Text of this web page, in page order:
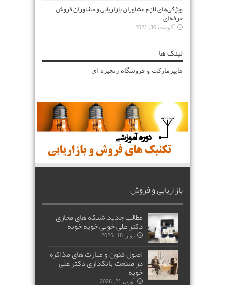
ویژگی‌های لازم مشاوران بازاریابی و مشاوران فروش
حرفه‌ای
آگوست 30, 2021
لینک ها
هایپرمارکت و فروشگاه زنجیره ای
بازاریابی و فروش
مطالب جدید شبکه های مجازی
دکتر علی خویی خویه خوبه
ژوئن 18, 2026
اصول فنون و مهارت های مذاکره
در صنعت بانکداری دکتر علی
خویه
آوریل 21, 2026